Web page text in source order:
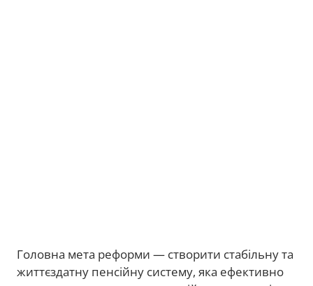
Головна мета реформи — створити стабільну та
життєздатну пенсійну систему, яка ефективно